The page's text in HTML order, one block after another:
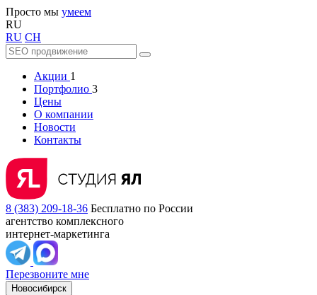
Просто мы умеем
RU
RU CH
Акции 1
Портфолио 3
Цены
О компании
Новости
Контакты
8 (383) 209-18-36 Бесплатно по России
агентство комплексного
интернет-маркетинга
Перезвоните мне
Новосибирск